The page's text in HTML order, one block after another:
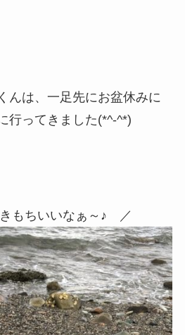
んは、一足先にお盆休みに
行ってきました(*^-^*)
もちいいなぁ～♪ ／